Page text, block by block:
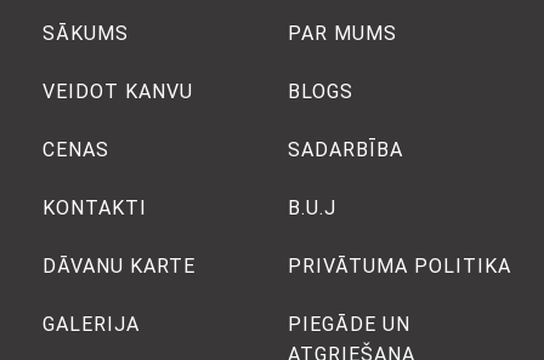
SĀKUMS
VEIDOT KANVU
CENAS
KONTAKTI
DĀVANU KARTE
GALERIJA
PAR MUMS
BLOGS
SADARBĪBA
B.U.J
PRIVĀTUMA POLITIKA
PIEGĀDE UN
ATGRIEŠANA